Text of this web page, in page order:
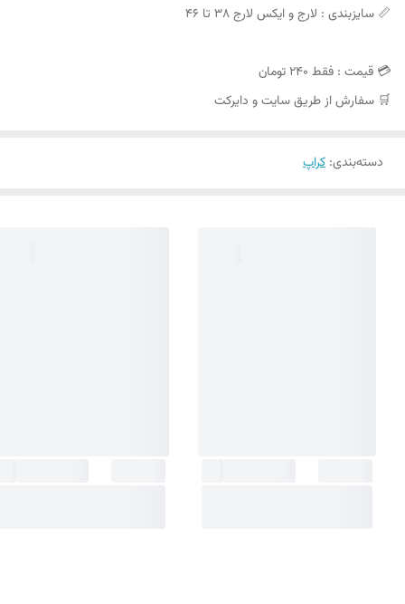
📏 سایزبندی : لارج و ایکس لارج ۳۸ تا ۴۶
💳 قیمت : فقط ۲۴۰ تومان
🛒 سفارش از طریق سایت و دایرکت
دسته‌بندی: کراپ